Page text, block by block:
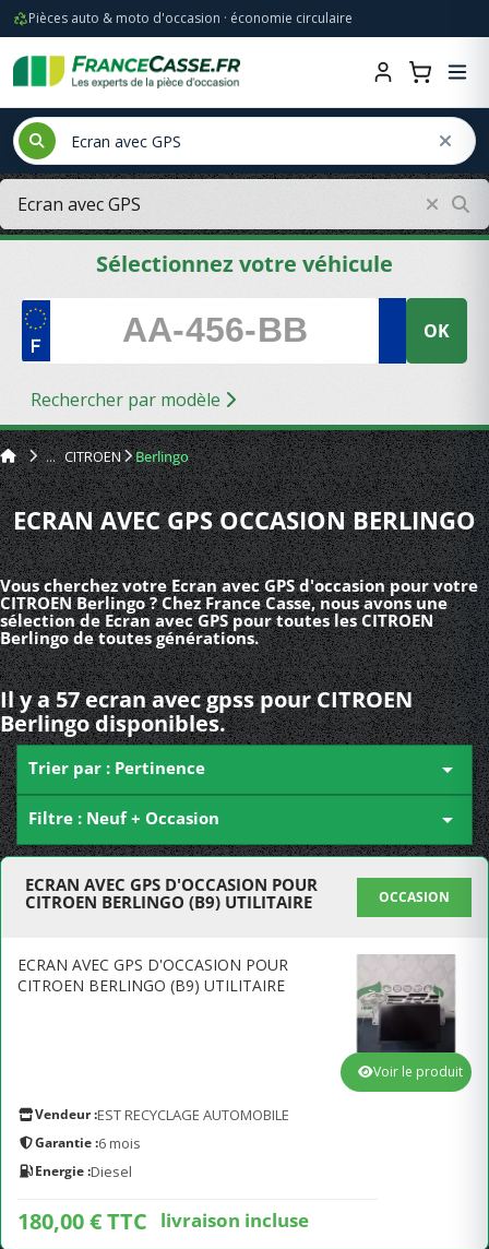
Pièces auto & moto d'occasion · économie circulaire
Sélectionnez votre véhicule
OK
Rechercher par modèle
CITROEN Berlingo
ECRAN AVEC GPS OCCASION BERLINGO
Vous cherchez votre Ecran avec GPS d'occasion pour votre
CITROEN Berlingo ? Chez France Casse, nous avons une
sélection de Ecran avec GPS pour toutes les CITROEN
Berlingo de toutes générations.
Il y a 57 ecran avec gpss pour CITROEN
Berlingo disponibles.
Trier par : Pertinence 
Filtre : Neuf + Occasion 
ECRAN AVEC GPS D'OCCASION POUR
CITROEN BERLINGO (B9) UTILITAIRE
OCCASION
ECRAN AVEC GPS D'OCCASION POUR
CITROEN BERLINGO (B9) UTILITAIRE
Vendeur :EST RECYCLAGE AUTOMOBILE
Garantie :6 mois
Energie :Diesel
180,00 € TTC livraison incluse
Voir le produit